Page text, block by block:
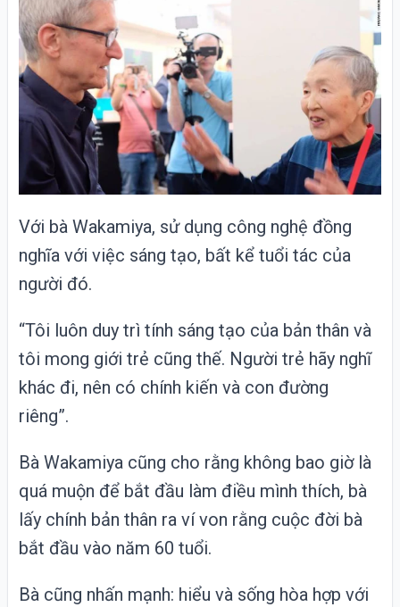
Với bà Wakamiya, sử dụng công nghệ đồng
nghĩa với việc sáng tạo, bất kể tuổi tác của
người đó.
“Tôi luôn duy trì tính sáng tạo của bản thân và
tôi mong giới trẻ cũng thế. Người trẻ hãy nghĩ
khác đi, nên có chính kiến và con đường
riêng”.
Bà Wakamiya cũng cho rằng không bao giờ là
quá muộn để bắt đầu làm điều mình thích, bà
lấy chính bản thân ra ví von rằng cuộc đời bà
bắt đầu vào năm 60 tuổi.
Bà cũng nhấn mạnh: hiểu và sống hòa hợp với